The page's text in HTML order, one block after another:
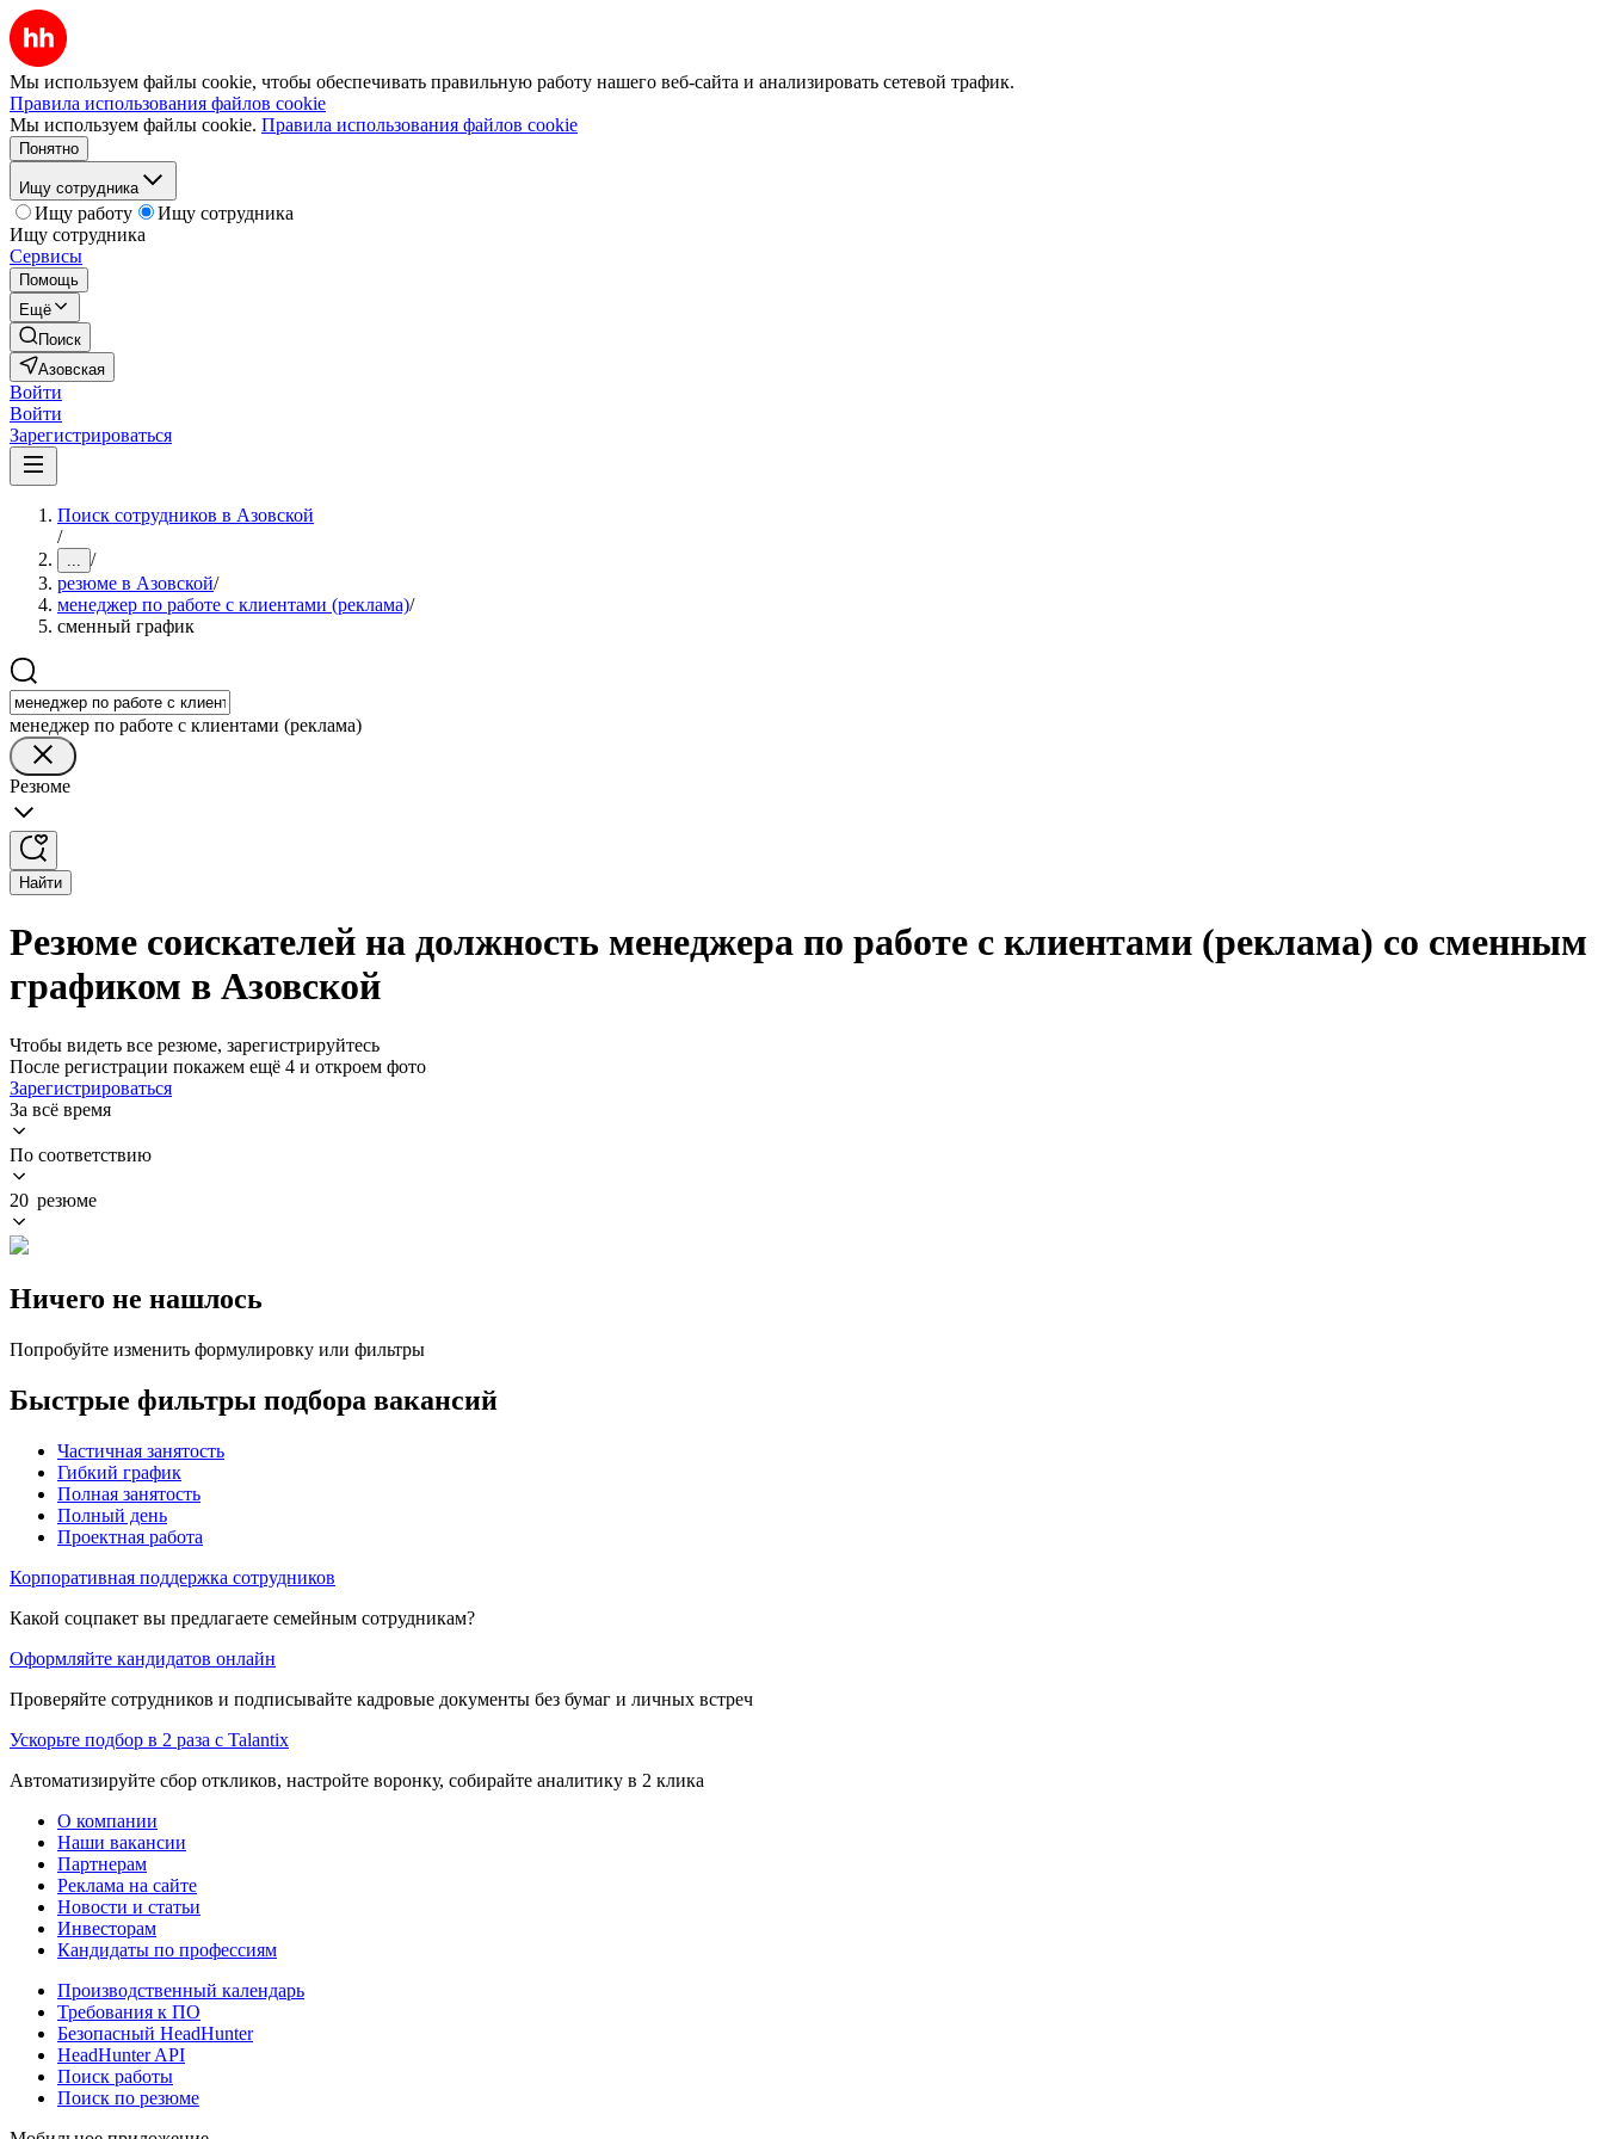
Мы используем файлы cookie, чтобы обеспечивать правильную работу нашего веб-сайта и анализировать сетевой трафик.
Правила использования файлов cookie
Мы используем файлы cookie. Правила использования файлов cookie
Понятно
Ищу сотрудника
Ищу работу
Ищу сотрудника
Ищу сотрудника
Сервисы
Помощь
Ещё
Поиск
Азовская
Войти
Войти
Зарегистрироваться
Поиск сотрудников в Азовской
/
... /
резюме в Азовской/
менеджер по работе с клиентами (реклама)/
сменный график
менеджер по работе с клиентами (реклама)
Резюме
Найти
Резюме соискателей на должность менеджера по работе с клиентами (реклама) со сменным
графиком в Азовской
Чтобы видеть все резюме, зарегистрируйтесь
После регистрации покажем ещё 4 и откроем фото
Зарегистрироваться
За всё время
По соответствию
20 резюме
Ничего не нашлось
Попробуйте изменить формулировку или фильтры
Быстрые фильтры подбора вакансий
Частичная занятость
Гибкий график
Полная занятость
Полный день
Проектная работа
Корпоративная поддержка сотрудников
Какой соцпакет вы предлагаете семейным сотрудникам?
Оформляйте кандидатов онлайн
Проверяйте сотрудников и подписывайте кадровые документы без бумаг и личных встреч
Ускорьте подбор в 2 раза с Talantix
Автоматизируйте сбор откликов, настройте воронку, собирайте аналитику в 2 клика
О компании
Наши вакансии
Партнерам
Реклама на сайте
Новости и статьи
Инвесторам
Кандидаты по профессиям
Производственный календарь
Требования к ПО
Безопасный HeadHunter
HeadHunter API
Поиск работы
Поиск по резюме